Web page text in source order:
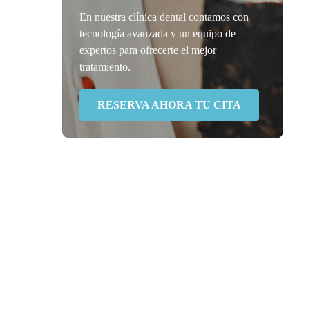
En nuestra clínica dental contamos con
tecnología avanzada y un equipo de
expertos para ofrecerte el mejor
tratamiento.
RESERVA AHORA TU CITA